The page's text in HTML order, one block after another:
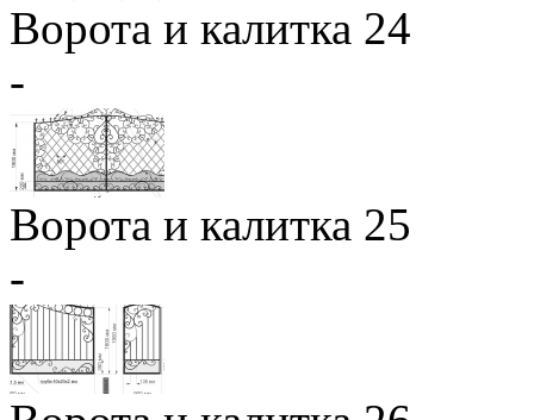
Ворота и калитка 24
-
Ворота и калитка 25
-